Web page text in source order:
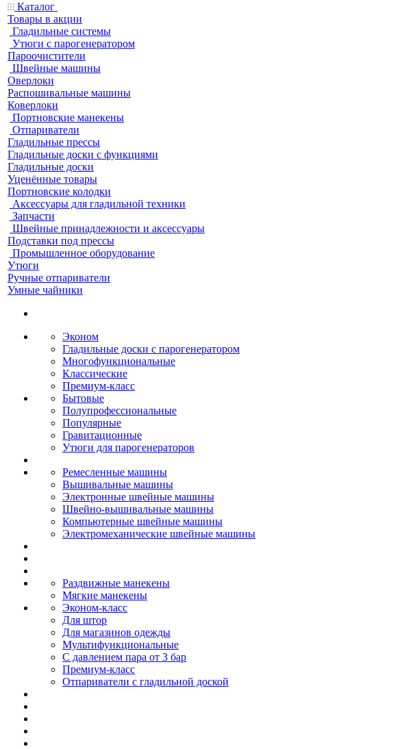
Каталог
Товары в акции
Гладильные системы
Утюги с парогенератором
Пароочистители
Швейные машины
Оверлоки
Распошивальные машины
Коверлоки
Портновские манекены
Отпариватели
Гладильные прессы
Гладильные доски с функциями
Гладильные доски
Уценённые товары
Портновские колодки
Аксессуары для гладильной техники
Запчасти
Швейные принадлежности и аксессуары
Подставки под прессы
Промышленное оборудование
Утюги
Ручные отпариватели
Умные чайники
Эконом
Гладильные доски с парогенератором
Многофункциональные
Классические
Премиум-класс
Бытовые
Полупрофессиональные
Популярные
Гравитационные
Утюги для парогенераторов
Ремесленные машины
Вышивальные машины
Электронные швейные машины
Швейно-вышивальные машины
Компьютерные швейные машины
Электромеханические швейные машины
Раздвижные манекены
Мягкие манекены
Эконом-класс
Для штор
Для магазинов одежды
Мультифункциональные
С давлением пара от 3 бар
Премиум-класс
Отпариватели с гладильной доской